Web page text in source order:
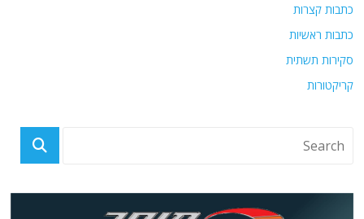
כתבות קצרות
כתבות ראשיות
סקירות תשתית
קריקטורות